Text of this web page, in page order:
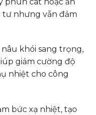
nhưng vẫn đảm
khói sang trọng,
giảm cường độ
nhiệt cho công
bức xạ nhiệt, tạo